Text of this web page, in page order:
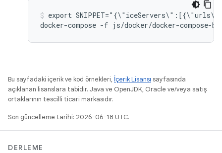
export
Bu sayfadaki içerik ve kod örnekleri, İçerik Lisansı sayfasında
açıklanan lisanslara tabidir. Java ve OpenJDK, Oracle ve/veya satış
ortaklarının tescilli ticari markasıdır.
Son güncelleme tarihi: 2026-06-18 UTC.
DERLEME